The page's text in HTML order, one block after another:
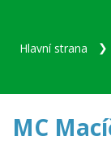
Hlavní strana
MC